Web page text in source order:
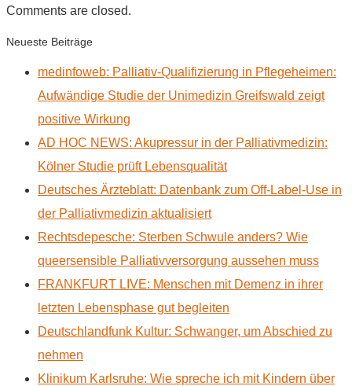
Comments are closed.
Neueste Beiträge
medinfoweb: Palliativ-Qualifizierung in Pflegeheimen:
Aufwändige Studie der Unimedizin Greifswald zeigt
positive Wirkung
AD HOC NEWS: Akupressur in der Palliativmedizin:
Kölner Studie prüft Lebensqualität
Deutsches Ärzteblatt: Datenbank zum Off-Label-Use in
der Palliativmedizin aktualisiert
Rechtsdepesche: Sterben Schwule anders? Wie
queersensible Palliativversorgung aussehen muss
FRANKFURT LIVE: Menschen mit Demenz in ihrer
letzten Lebensphase gut begleiten
Deutschlandfunk Kultur: Schwanger, um Abschied zu
nehmen
Klinikum Karlsruhe: Wie spreche ich mit Kindern über